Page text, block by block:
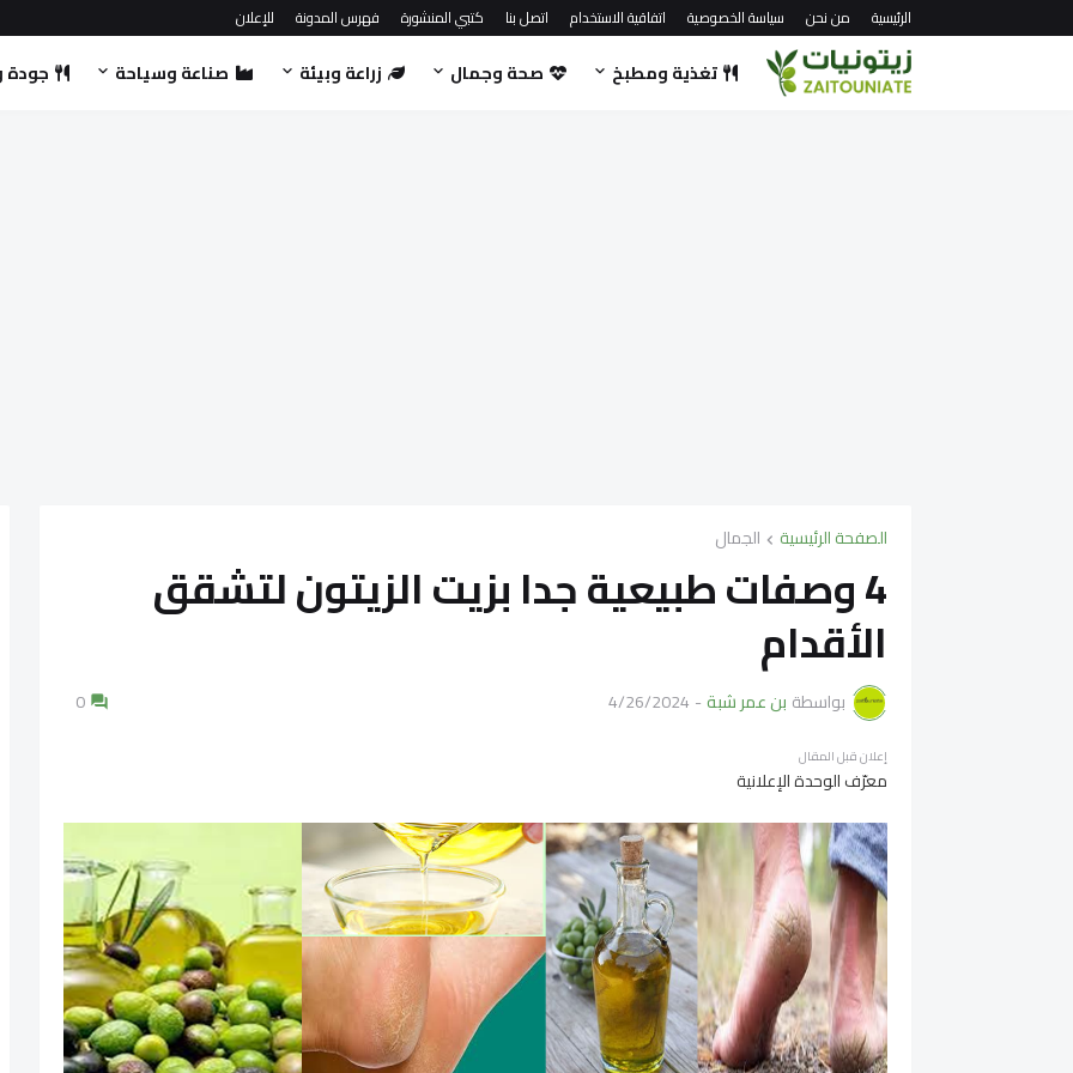
الرئيسية من نحن سياسة الخصوصية اتفاقية الاستخدام اتصل بنا كتبي المنشورة فهرس المدونة للإعلان
تغذية ومطبخ صحة وجمال زراعة وبيئة صناعة وسياحة جودة
الصفحة الرئيسية الجمال
4 وصفات طبيعية جدا بزيت الزيتون لتشقق
الأقدام
بواسطة بن عمر شبة-
4/26/2024
0
إعلان قبل المقال
معرّف الوحدة الإعلانية